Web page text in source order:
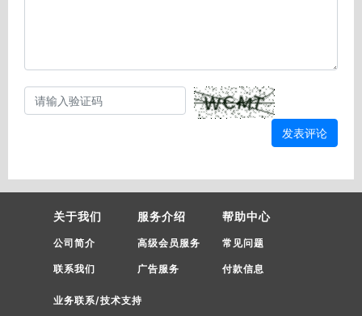
发表评论
关于我们
公司简介
联系我们
服务介绍
高级会员服务
广告服务
帮助中心
常见问题
付款信息
业务联系/技术支持